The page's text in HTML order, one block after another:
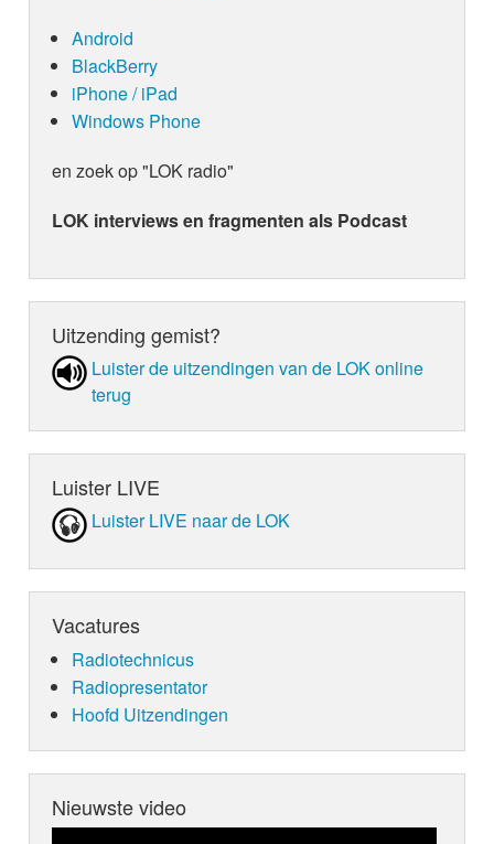
zijn benieuwd of dit de grote terugkeer van de
Een hulpmiddeltje hierbij is het worden van de
Android
BlackBerry
iPhone / iPad
Windows Phone
en zoek op "LOK radio"
LOK interviews en fragmenten als Podcast
Uitzending gemist?
Luister de uit­zen­din­gen van de LOK online
terug
Luister LIVE
Luister LIVE naar de LOK
Vacatures
Radiotechnicus
Radiopresentator
Hoofd Uitzendingen
Nieuwste video